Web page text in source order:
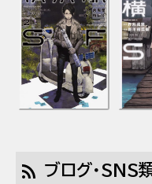
2023/05/23 日本SF
小説「Forget me,
2023/05/22 WIRED
にて短編小説
「地産
2023/05/10 カドブン
薦コメント
rss_feed ブログ・SNS